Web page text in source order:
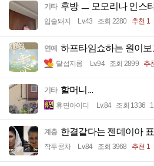
기타 후방 ㅡ 모모리나 인스
입술돼지 Lv.43 조회 2280 추천 1
연예 하프타임쇼하는 원이
달섭지롱 Lv.94 조회 2899 추
기타 할머니...
휴면아이디 Lv.84 조회 1336
계층 한결같다는 젠데이아 표
작두콩차 Lv.84 조회 3968 추천 1